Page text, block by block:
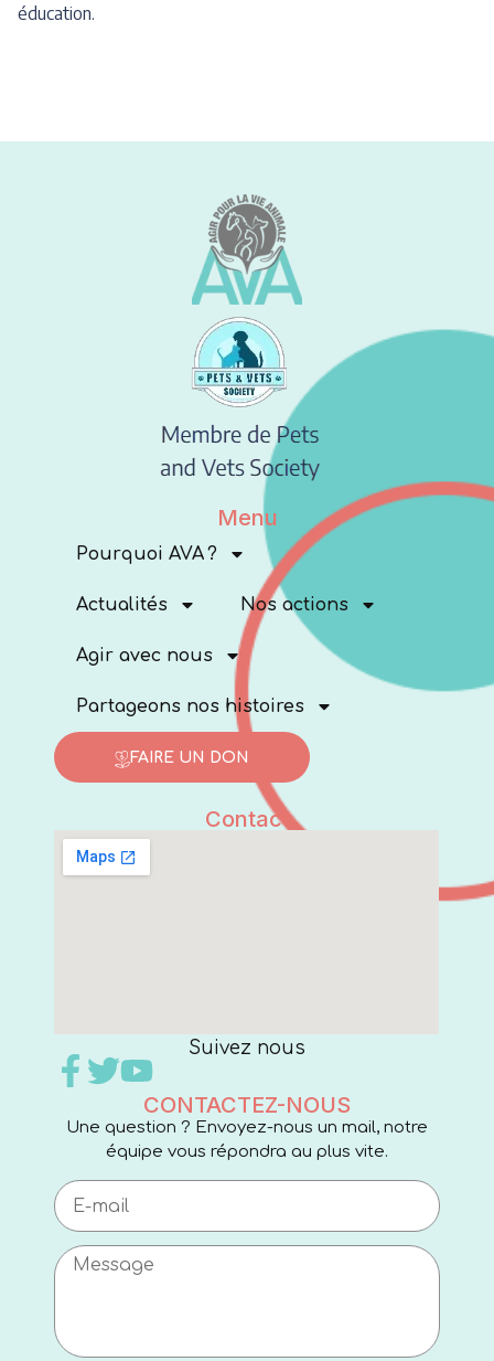
éducation.
Menu
Pourquoi AVA ?
Actualités Nos actions
Agir avec nous
Partageons nos histoires
FAIRE UN DON
Contact
Suivez nous
CONTACTEZ-NOUS
Une question ? Envoyez-nous un mail, notre
équipe vous répondra au plus vite.